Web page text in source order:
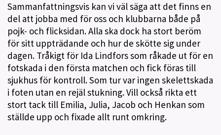
Sammanfattningsvis kan vi väl säga att det finns en
del att jobba med för oss och klubbarna både på
pojk- och flicksidan. Alla ska dock ha stort beröm
för sitt uppträdande och hur de skötte sig under
dagen. Tråkigt för Ida Lindfors som råkade ut för en
fotskada i den första matchen och fick föras till
sjukhus för kontroll. Som tur var ingen skelettskada
i foten utan en rejäl stukning. Vill också rikta ett
stort tack till Emilia, Julia, Jacob och Henkan som
ställde upp och fixade allt runt omkring.